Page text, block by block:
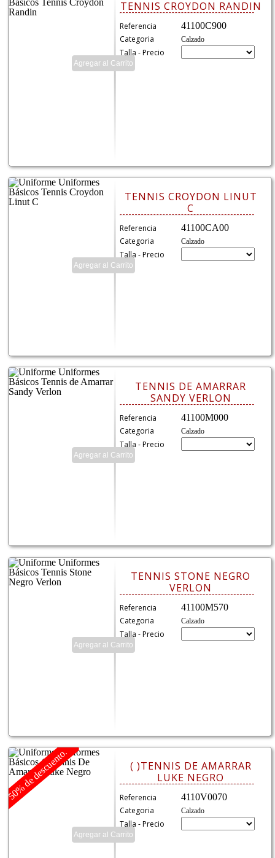
TENNIS CROYDON RANDIN
Referencia
41100C900
Categoria
Calzado
Talla - Precio
TENNIS CROYDON LINUT
C
Referencia
41100CA00
Categoria
Calzado
Talla - Precio
TENNIS DE AMARRAR
SANDY VERLON
Referencia
41100M000
Categoria
Calzado
Talla - Precio
TENNIS STONE NEGRO
VERLON
Referencia
41100M570
Categoria
Calzado
Talla - Precio
( )TENNIS DE AMARRAR
LUKE NEGRO
Referencia
4110V0070
Categoria
Calzado
Talla - Precio
50% de descuento.